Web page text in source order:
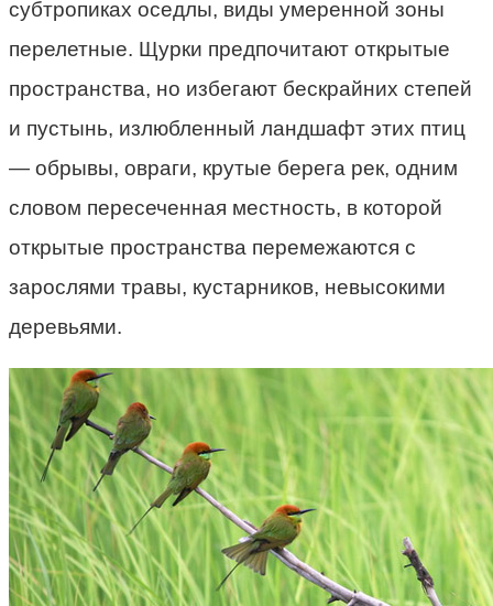
субтропиках оседлы, виды умеренной зоны
перелетные. Щурки предпочитают открытые
пространства, но избегают бескрайних степей
и пустынь, излюбленный ландшафт этих птиц
— обрывы, овраги, крутые берега рек, одним
словом пересеченная местность, в которой
открытые пространства перемежаются с
зарослями травы, кустарников, невысокими
деревьями.